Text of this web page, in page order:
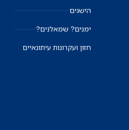
הישגים
ימנים? שמאלנים?
חזון ועקרונות עיתונאיים